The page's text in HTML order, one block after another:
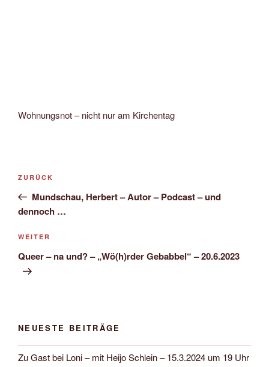
Wohnungsnot – nicht nur am Kirchentag
Beitragsnavigation
Vorheriger
Beitrag
ZURÜCK
Mundschau, Herbert – Autor – Podcast – und
dennoch …
Nächster
Beitrag
WEITER
Queer – na und? – „Wö(h)rder Gebabbel“ – 20.6.2023
NEUESTE BEITRÄGE
Zu Gast bei Loni – mit Heijo Schlein – 15.3.2024 um 19 Uhr